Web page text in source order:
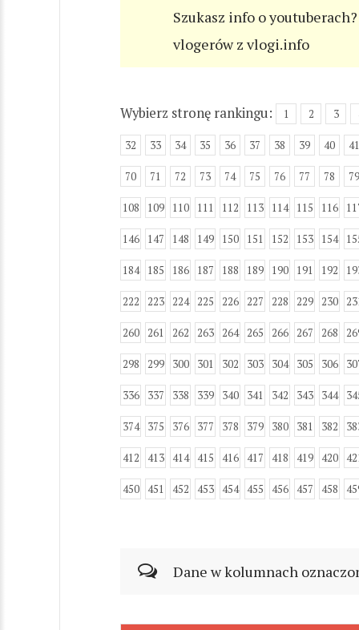
Szukasz info o
vlogerów z vlogi.info
Wybierz stronę rankingu: 1 2 3
32 33 34 35 36 37 38 39 40 41
70 71 72 73 74 75 76 77 78 79
108 109 110 111 112 113 114 115 116
146 147 148 149 150 151 152 153 154
184 185 186 187 188 189 190 191 192
222 223 224 225 226 227 228 229 230
260 261 262 263 264 265 266 267 268
298 299 300 301 302 303 304 305 306
336 337 338 339 340 341 342 343 344
374 375 376 377 378 379 380 381 382
412 413 414 415 416 417 418 419 420
450 451 452 453 454 455 456 457 458
Dane w kolumnach